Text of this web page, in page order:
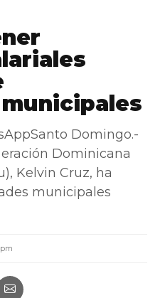
Domingo.-
Dominicana
Kelvin Cruz, ha
municipales